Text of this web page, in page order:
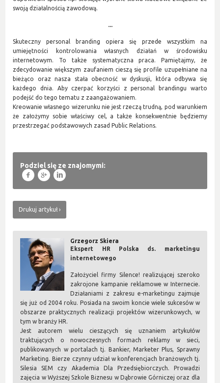
swoją działalnością zawodową.
...
Skuteczny personal branding opiera się przede wszystkim na
umiejętności kontrolowania własnych działań w środowisku
internetowym. To także systematyczna praca. Pamiętajmy, że
zdecydowanie większym zaufaniem cieszą się profile uzupełniane na
bieżąco oraz nasza stała obecność w dyskusji, która odbywa się
każdego dnia. Aby czerpać korzyści z personal brandingu warto
podejść do tego tematu z zaangażowaniem.
Kreowanie własnego wizerunku nie jest rzeczą trudną, pod warunkiem
że założymy sobie właściwy cel, a także konsekwentnie będziemy
przestrzegać podstawowych zasad Public Relations.
Podziel się ze znajomymi:
f g l
Drukuj artykuł
Grzegorz Skiera
Ekspert HR Polska ds. marketingu
internetowego
Założyciel firmy Silence! realizującej szeroko
zakrojone kampanie reklamowe w Internecie.
Działaniami z zakresu e-marketingu zajmuje
się już od 2004 roku. Posiada na swoim koncie wiele sukcesów w
obszarze praktycznych realizacji projektów wizerunkowych, w
tym w branży HR.
Jest autorem wielu cieszących się uznaniem artykułów
traktujących o nowoczesnych formach reklamy w sieci,
publikowanych w portalach tj. Bankier, Marketer Plus, Sprawny
Marketing. Bierze czynny udział w konferencjach branżowych tj.
Silesia SEM czy Akademia Dla Przedsiębiorczych. Prowadzi
zajęcia w Wyższej Szkole Biznesu w Dąbrowie Górniczej oraz dla